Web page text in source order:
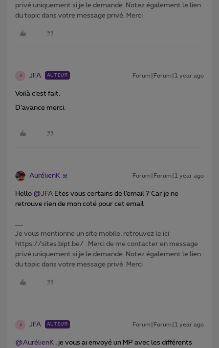
privé uniquement si je le demande. Notez également le lien
du topic dans votre message privé. Merci
JFA AUTEUR Forum|Forum|1 year ago
Voilà c’est fait.
D’avance merci.
AurélienK Forum|Forum|1 year ago
Hello ​ @JFA Etes vous certains de l’email ? Car je ne
retrouve rien de mon coté pour cet email
Je vous mentionne un site mobile, retrouvez le ici
https://sites.bipt.be/ . Merci de me contacter en message
privé uniquement si je le demande. Notez également le lien
du topic dans votre message privé. Merci
JFA AUTEUR Forum|Forum|1 year ago
@AurélienK , je vous ai envoyé un MP avec les différents